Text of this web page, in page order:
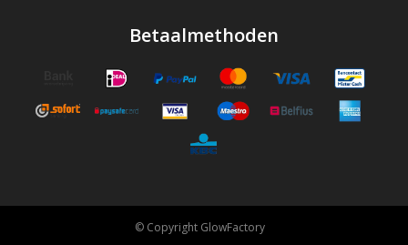
Betaalmethoden
© Copyright GlowFactory